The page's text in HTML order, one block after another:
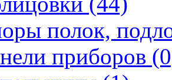
полок,
приборов